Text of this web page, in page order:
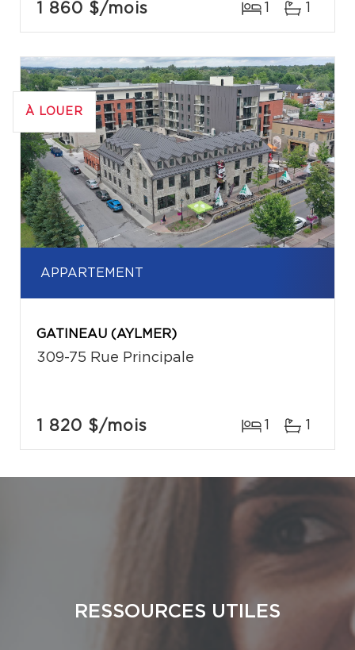
1 860 $/mois 1 1
À LOUER
APPARTEMENT
GATINEAU (AYLMER)
309-75 Rue Principale
1 820 $/mois 1 1
RESSOURCES UTILES